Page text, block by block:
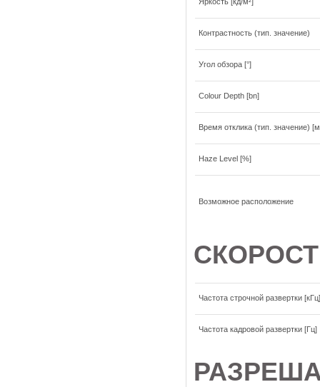
Контрастность (тип. значение)
Угол обзора [°]
Colour Depth [bn]
Время отклика (тип. значение)
Haze Level [%]
Возможное расположение
Частота строчной развертки [кГц]
Частота кадровой развертки [Гц]